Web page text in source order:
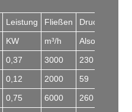
Leistung Fließen Druck
KW m³/h Also
0,37 3000 230
0,12 2000 59
0,75 6000 260